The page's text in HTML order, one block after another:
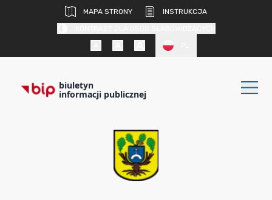
MAPA STRONY
INSTRUKCJA
biuletyn
informacji publicznej